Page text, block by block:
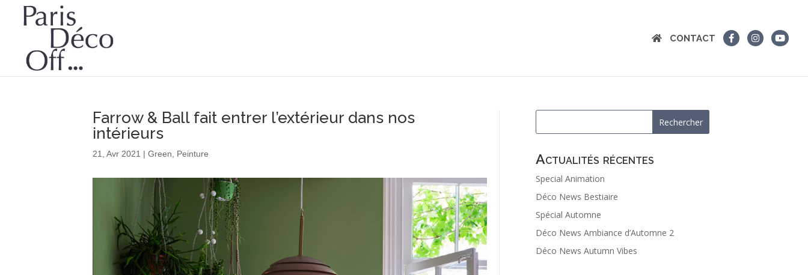
CONTACT
Farrow & Ball fait entrer l’extérieur dans nos
intérieurs
21, Avr 2021 |Green Peinture Actualités récentes
Special Animation
Déco News Bestiaire
Spécial Automne
Déco News Ambiance d’Automne 2
Déco News Autumn Vibes